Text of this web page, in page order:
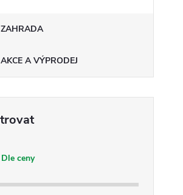
ZAHRADA
AKCE A VÝPRODEJ
Dle ceny